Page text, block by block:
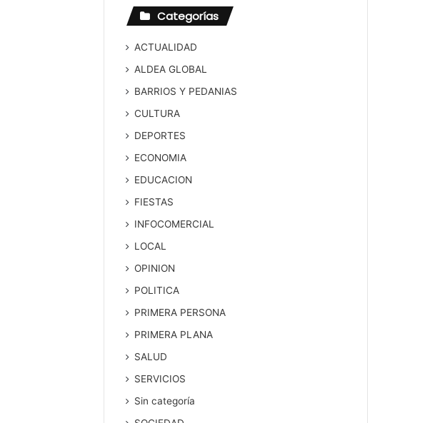
Categorías
ACTUALIDAD
ALDEA GLOBAL
BARRIOS Y PEDANIAS
CULTURA
DEPORTES
ECONOMIA
EDUCACION
FIESTAS
INFOCOMERCIAL
LOCAL
OPINION
POLITICA
PRIMERA PERSONA
PRIMERA PLANA
SALUD
SERVICIOS
Sin categoría